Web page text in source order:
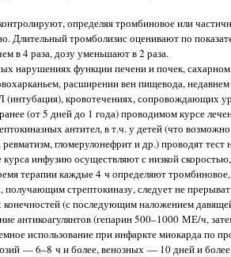
определяя тромбиновое или
Длительный тромболизис оценивают по
в 4 раза, дозу уменьшают в 2 раза.
функции печени и почек, сахарном
расширении вен пищевода,
кровотечениях, сопровождающих
(от 5 дней до 1 года) проводимом курсе
антител, в т.ч. у детей (что
гломерулонефрит и др.) проводят
инфузию осуществляют с низкой
терапии каждые 4 ч определяют
стрептокиназу, следует не
(с последующим наложением
антикоагулянтов (гепарин 500–1000 МЕ/ч,
использование при инфаркте миокарда по
— 6–8 ч и более, венозных — 10 дней и